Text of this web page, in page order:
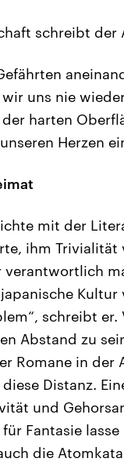
schreibt der
uns nie
harten
Herzen
mit der
ihm
verantwortlich
schreibt
Abstand zu
Romane in der
Distanz.
und
Fantasie
die